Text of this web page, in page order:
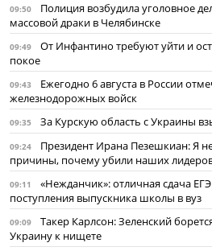
09:50
Полиция возбудила уголовное
массовой драки в Челябинске
09:49
От Инфантино требуют уйти и
покое
09:43
Ежегодно 6 августа в России
железнодорожных войск
09:35 За Курскую область с Украины
09:24
Президент Ирана Пезешкиан: Я
причины, почему убили наших
09:11
«Нежданчик»: отличная сдача
поступления выпускника школы в вуз
09:09
Такер Карлсон: Зеленский
Украину к нищете